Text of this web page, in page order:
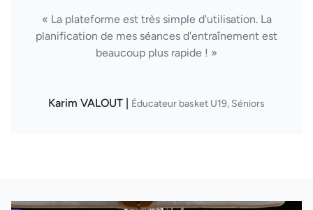
« La plateforme est très simple d'utilisation. La
planification de mes séances d'entraînement est
beaucoup plus rapide ! »
Karim VALOUT | Éducateur basket U19, Séniors